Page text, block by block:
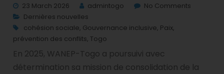
23 March 2026 admintogo
No Comments
Dernières nouvelles
cohésion sociale, Gouvernance inclusive, Paix,
prévention des conflits, Togo
En 2025, WANEP-Togo a poursuivi avec
détermination sa mission de consolidation de la